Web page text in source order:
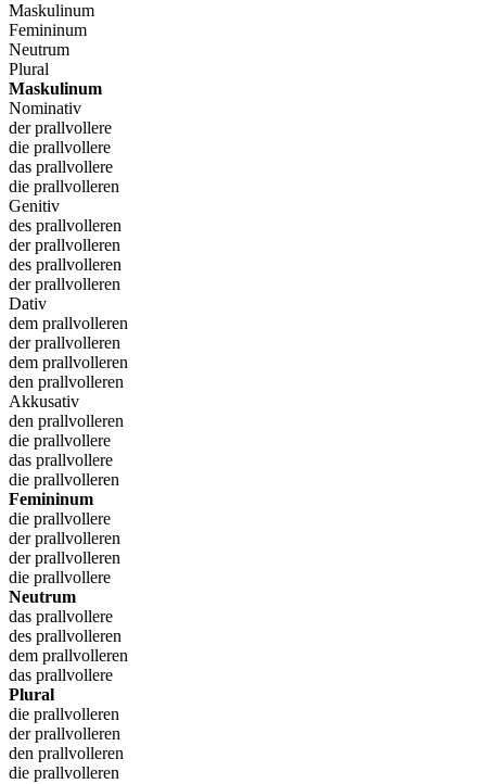
Maskulinum
Femininum
Neutrum
Plural
Maskulinum
Nominativ
der prallvollere
die prallvollere
das prallvollere
die prallvolleren
Genitiv
des prallvolleren
der prallvolleren
des prallvolleren
der prallvolleren
Dativ
dem prallvolleren
der prallvolleren
dem prallvolleren
den prallvolleren
Akkusativ
den prallvolleren
die prallvollere
das prallvollere
die prallvolleren
Femininum
die prallvollere
der prallvolleren
der prallvolleren
die prallvollere
Neutrum
das prallvollere
des prallvolleren
dem prallvolleren
das prallvollere
Plural
die prallvolleren
der prallvolleren
den prallvolleren
die prallvolleren